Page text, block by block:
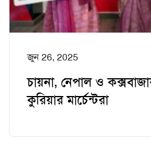
জুন 26, 2025
চায়না, নেপাল ও
কুরিয়ার মার্চেন্টরা